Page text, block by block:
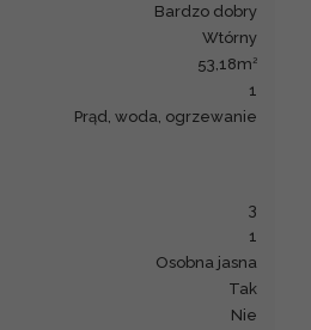
Bardzo dobry
Wtórny
53,18m 2
1
prąd, woda, ogrzewanie
3
1
osobna jasna
Tak
Nie